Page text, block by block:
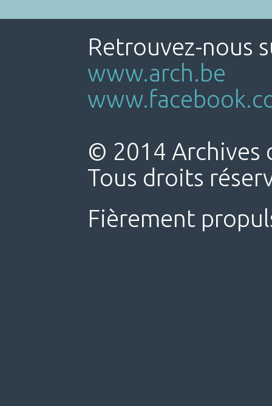
Retrouvez-nous
www.arch.be
© 2014 Archives
Tous droits
Fièrement